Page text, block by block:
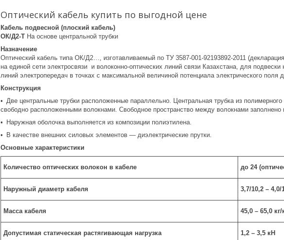
Оптический кабель купить по выгодной цене
Кабель подвесной (плоский кабель)
ОК/Д2-Т На основе центральной трубки
Назначение
Оптический кабель типа ОК/Д2…, изготавливаемый по ТУ 3587-001-92193892-2011
на единой сети электросвязи и волоконно-оптических линий связи Казахстана, для
линий электропередач в точках с максимальной величиной потенциала электрического
Конструкция
• Две центральные трубки расположенные параллельно. Центральная трубка из
свободно расположенными волокнами. Свободное пространство между волокнами
• Наружная оболочка выполняется из композиции полиэтилена.
• В качестве внешних силовых элементов — диэлектрические прутки.
Основные характеристики
Количество оптических волокон в кабеле до 24
Наружный диаметр кабеля 3,7/10,2 –
Масса кабеля 45,0 – 65,0
Допустимая статическая растягивающая нагрузка 1,2 – 3,5 кН